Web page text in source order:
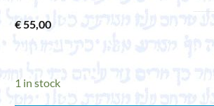
€55,00
1 in stock